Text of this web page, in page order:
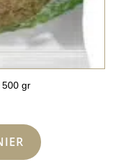
500 gr